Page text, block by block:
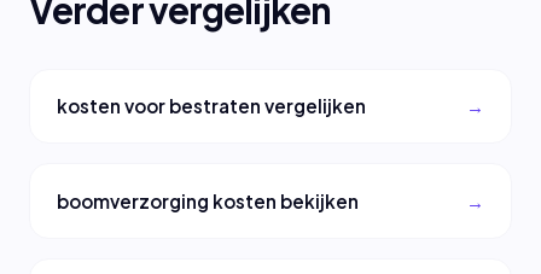
kosten voor bestraten vergelijken
boomverzorging kosten bekijken